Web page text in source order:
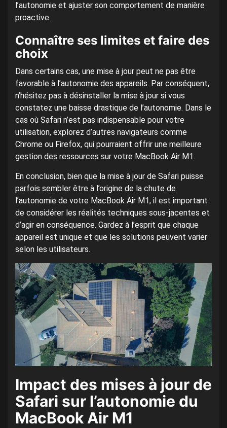
l’autonomie et ajuster son comportement de manière
proactive.
Connaître ses limites et faire des
choix
Dans certains cas, une mise à jour peut ne pas être
favorable à l’autonomie des appareils. Par conséquent,
n’hésitez pas à désinstaller la mise à jour si vous
constatez une baisse drastique de l’autonomie. Dans le
cas où Safari n’est pas indispensable pour votre
utilisation, explorez d’autres navigateurs comme
Chrome ou Firefox, qui pourraient offrir une meilleure
gestion des ressources sur votre MacBook Air M1.
En conclusion, bien que la mise à jour de Safari puisse
parfois sembler être à l’origine de la chute de
l’autonomie de votre MacBook Air M1, il est important
de considérer les réalités techniques sous-jacentes et
d’agir en conséquence. Gardez à l’esprit que chaque
appareil est unique et que les solutions peuvent varier
selon les utilisateurs.
Impact des mises à jour de
Safari sur l’autonomie du
MacBook Air M1